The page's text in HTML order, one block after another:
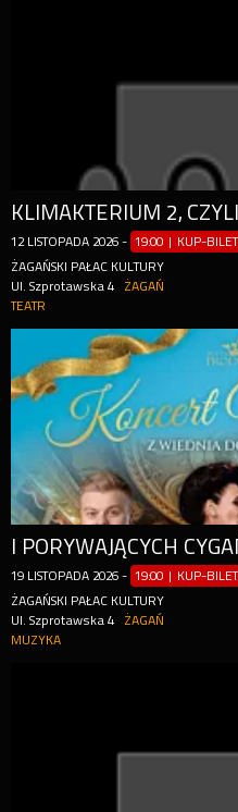
KLIMAKTERIUM 2,
12 LISTOPADA 2026 - 19:00 | KUP-BILET
ŻAGAŃSKI PAŁAC KULTURY
Ul. Szprotawska 4
ŻAGAŃ
TEATR
I PORYWAJĄCYCH
19 LISTOPADA 2026 - 19:00 | KUP-BILET
ŻAGAŃSKI PAŁAC KULTURY
Ul. Szprotawska 4
ŻAGAŃ
MUZYKA